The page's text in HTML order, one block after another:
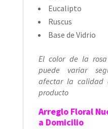
Eucalipto
Ruscus
Base de Vidrio
El color de la
puede variar
afectar la calidad
producto
Arreglo Floral
a Domicilio